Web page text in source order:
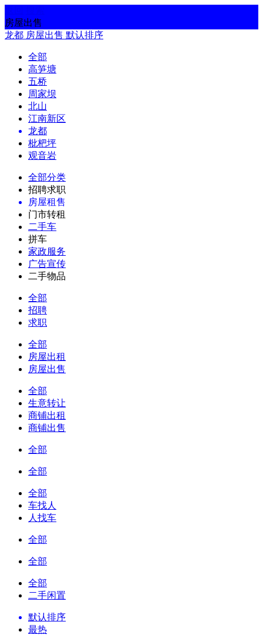
房屋出售
龙都 房屋出售 默认排序
全部
高笋塘
五桥
周家坝
北山
江南新区
龙都
枇杷坪
观音岩
全部分类
招聘求职
房屋租售
门市转租
二手车
拼车
家政服务
广告宣传
二手物品
全部
招聘
求职
全部
房屋出租
房屋出售
全部
生意转让
商铺出租
商铺出售
全部
全部
全部
车找人
人找车
全部
全部
全部
二手闲置
默认排序
最热